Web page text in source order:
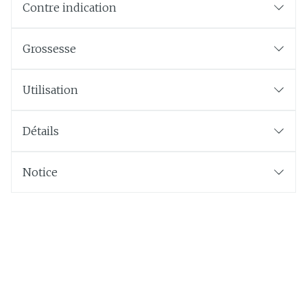
Contre indication
Grossesse
Utilisation
Détails
Notice